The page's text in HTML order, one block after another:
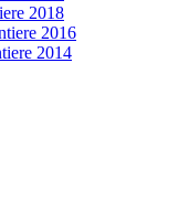
2018
2016
2014